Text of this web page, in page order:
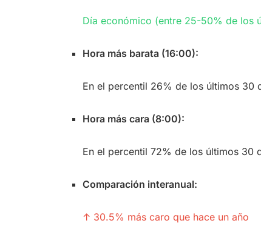
Día económico (entre 25-50% de los
Hora más barata (16:00):
En el percentil 26% de los últimos 30
Hora más cara (8:00):
En el percentil 72% de los últimos 30
Comparación interanual:
↑ 30.5% más caro que hace un año